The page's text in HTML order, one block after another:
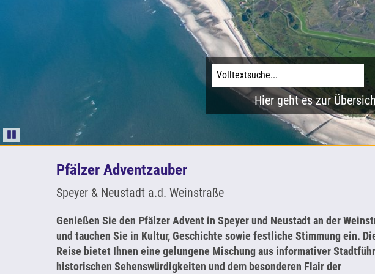
Hier geht es zur
Pfälzer Adventzauber
Speyer & Neustadt a.d. Weinstraße
Genießen Sie den Pfälzer Advent in Speyer und Neustadt an der
und tauchen Sie in Kultur, Geschichte sowie festliche Stimmung ein.
Reise bietet Ihnen eine gelungene Mischung aus informativer
historischen Sehenswürdigkeiten und dem besonderen Flair der